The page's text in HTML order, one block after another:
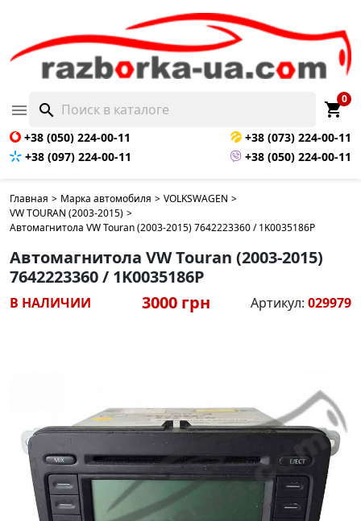
 search shopping_cart
0
+38 (050) 224-00-11
+38 (073) 224-00-11
+38 (097) 224-00-11
+38 (050) 224-00-11
Главная > Марка автомобиля > VOLKSWAGEN >
VW TOURAN (2003-2015) >
Автомагнитола VW Touran (2003-2015) 7642223360 / 1K0035186P
Автомагнитола VW Touran (2003-2015)
7642223360 / 1K0035186P
В НАЛИЧИИ 3000 грн Артикул: 029979